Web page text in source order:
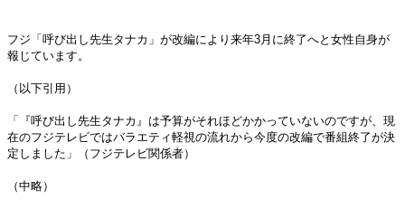
フジ「呼び出し先生タナカ」が改編により来年3月に終了へと女性自身が
報じています。
（以下引用）
「『呼び出し先生タナカ』は予算がそれほどかかっていないのですが、現
在のフジテレビではバラエティ軽視の流れから今度の改編で番組終了が決
定しました」（フジテレビ関係者）
（中略）